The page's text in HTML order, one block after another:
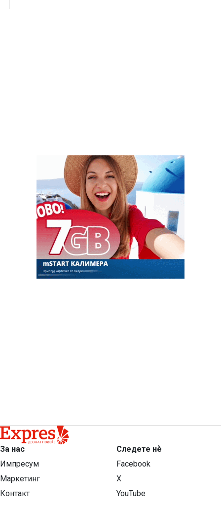
За нас
Импресум
Маркетинг
Контакт
Следете нѐ
Facebook
X
YouTube